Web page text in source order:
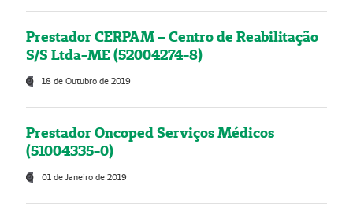
Prestador CERPAM – Centro de Reabilitação
S/S Ltda-ME (52004274-8)
18 de Outubro de 2019
Prestador Oncoped Serviços Médicos
(51004335-0)
01 de Janeiro de 2019